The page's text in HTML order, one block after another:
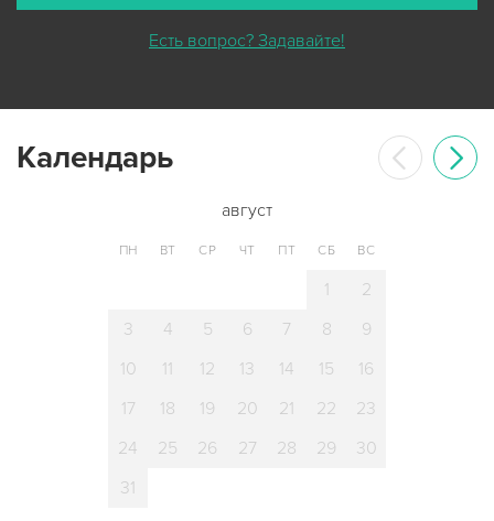
Есть вопрос? Задавайте!
Календарь
август
ПН ВТ СР ЧТ ПТ СБ ВС
1
2
3
4 5 6 7 8
9
10
11 12 13 14 15
16
17
18 19 20 21 22
23
24
25 26 27 28 29
30
31